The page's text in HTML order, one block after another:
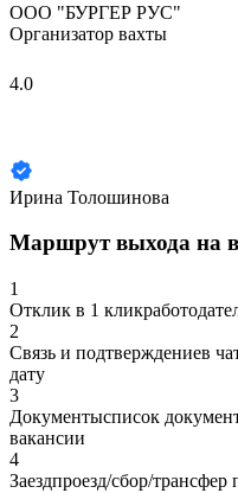
ООО "БУРГЕР РУС"
Организатор вахты
4.0
Ирина Толошинова
Маршрут выхода на
1
Отклик в 1 клик
2
Связь и подтверждениев
дату
3
Документысписок
вакансии
4
Заездпроезд/сбор/трансфер